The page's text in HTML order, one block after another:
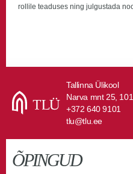
rollile teaduses ning julgustada
Tallinna Ülikool
Narva mnt 25,
+372 640 9101
tlu@tlu.ee
ÕPINGUD